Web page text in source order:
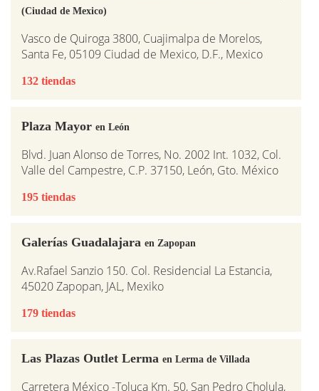
(Ciudad de Mexico)
Vasco de Quiroga 3800, Cuajimalpa de Morelos,
Santa Fe, 05109 Ciudad de Mexico, D.F., Mexico
132 tiendas
Plaza Mayor en León
Blvd. Juan Alonso de Torres, No. 2002 Int. 1032, Col.
Valle del Campestre, C.P. 37150, León, Gto. México
195 tiendas
Galerías Guadalajara en Zapopan
Av.Rafael Sanzio 150. Col. Residencial La Estancia,
45020 Zapopan, JAL, Mexiko
179 tiendas
Las Plazas Outlet Lerma en Lerma de Villada
Carretera México -Toluca Km. 50, San Pedro Cholula,